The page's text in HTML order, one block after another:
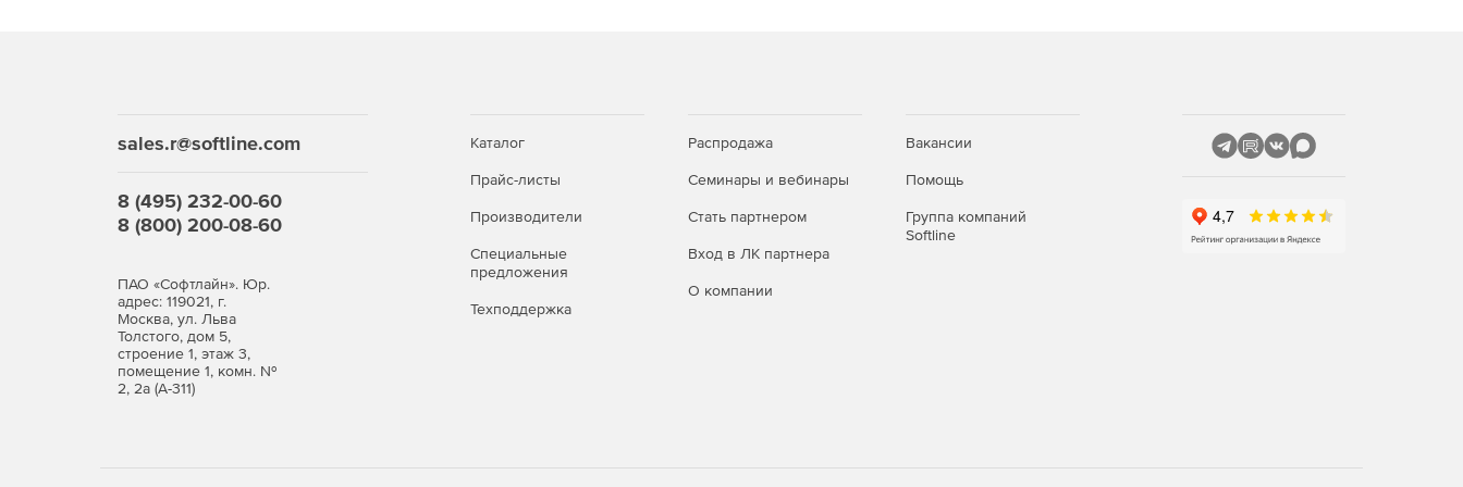
sales.r@softline.com
8 (495) 232-00-60
8 (800) 200-08-60
ПАО «Софтлайн». Юр.
адрес: 119021, г.
Москва, ул. Льва
Толстого, дом 5,
строение 1, этаж 3,
помещение 1, комн. №
2, 2а (А-311)
Каталог
Прайс-листы
Производители
Специальные
предложения
Техподдержка
Распродажа
Семинары и вебинары
Стать партнером
Вход в ЛК партнера
О компании
Вакансии
Помощь
Группа компаний
Softline